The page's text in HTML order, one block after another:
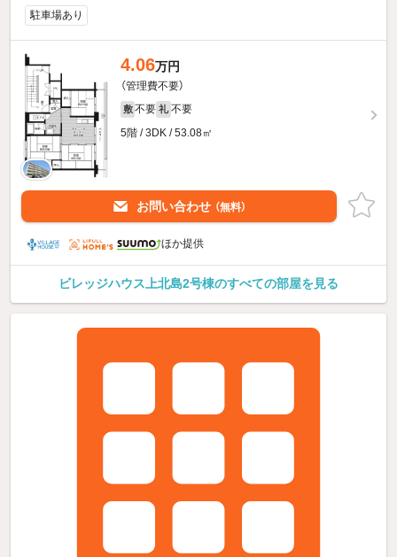
駐車場あり
4.06万円
（管理費不要）
敷 不要 礼 不要
5階 / 3DK / 53.08㎡
お問い合わせ （無料）
ほか提供
ビレッジハウス上北島2号棟のすべての部屋を見る